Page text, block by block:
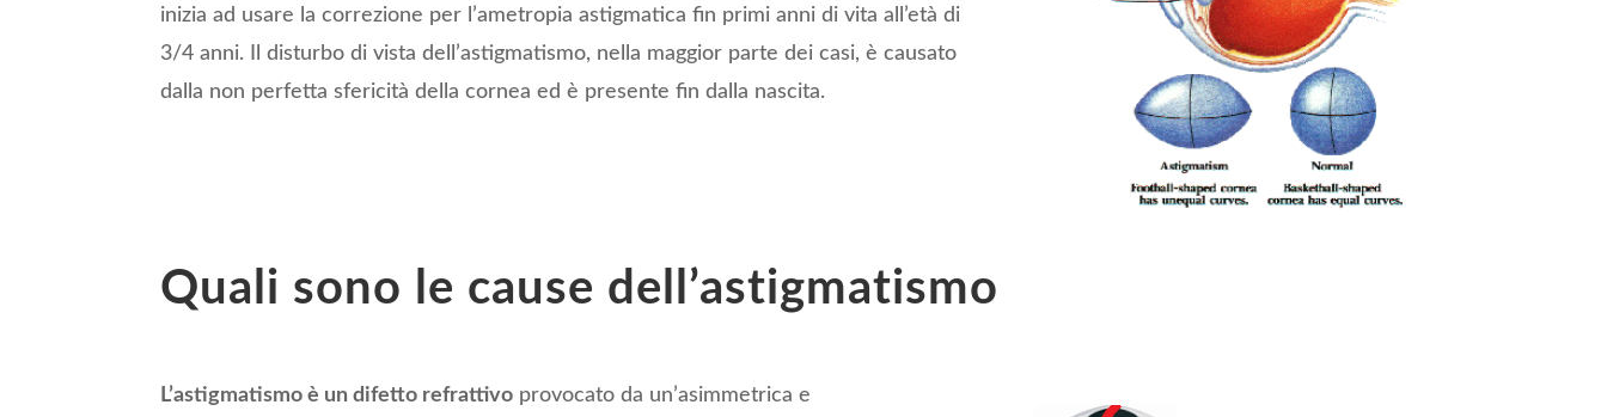
inizia ad usare la correzione per l’ametropia astigmatica fin primi anni di vita all’età di
3/4 anni. Il disturbo di vista dell’astigmatismo, nella maggior parte dei casi, è causato
dalla non perfetta sfericità della cornea ed è presente fin dalla nascita.
Quali sono le cause dell’astigmatismo
L’astigmatismo è un difetto refrattivo provocato da un’asimmetrica e